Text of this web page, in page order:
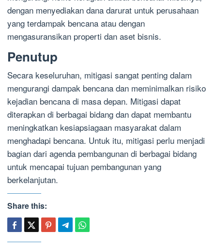
dengan menyediakan dana darurat untuk perusahaan
yang terdampak bencana atau dengan
mengasuransikan properti dan aset bisnis.
Penutup
Secara keseluruhan, mitigasi sangat penting dalam
mengurangi dampak bencana dan meminimalkan risiko
kejadian bencana di masa depan. Mitigasi dapat
diterapkan di berbagai bidang dan dapat membantu
meningkatkan kesiapsiagaan masyarakat dalam
menghadapi bencana. Untuk itu, mitigasi perlu menjadi
bagian dari agenda pembangunan di berbagai bidang
untuk mencapai tujuan pembangunan yang
berkelanjutan.
Share this: